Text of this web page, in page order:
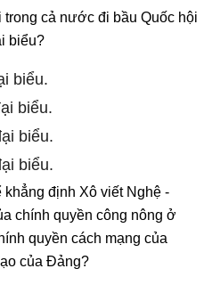
cả nước đi bầu Quốc hội
biểu?
biểu.
biểu.
biểu.
biểu.
định Xô viết Nghệ -
chính quyền công nông ở
quyền cách mạng của
của Đảng?